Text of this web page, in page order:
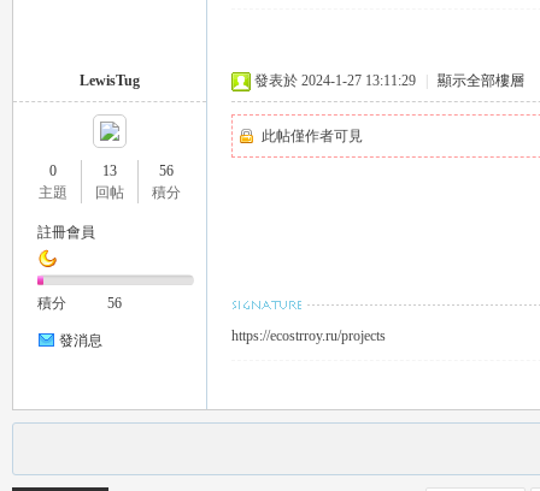
LewisTug
0
主題
13
回帖
56
積分
註冊會員
積分 56
發消息
發表於 2024-1-27 13:11:29 顯示全部樓層
此帖僅作者可見
https://ecostrroy.ru/projects